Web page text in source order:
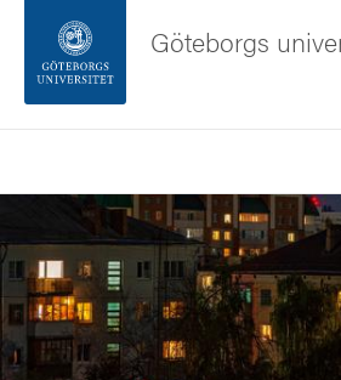
Sidfoten
Om webbplatsen
Göteborgs
Bild